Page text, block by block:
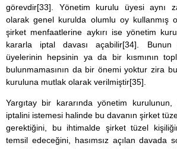
görevdir[33] . Yönetim kurulu üyesi aynı
olarak genel kurulda olumlu oy kullanmış
şirket menfaatlerine aykırı ise yönetim
kararla iptal davası açabilir[34] .
üyelerinin hepsinin ya da bir kısmının
bulunmamasının da bir önemi yoktur zira
kuruluna mutlak olarak verilmiştir[35]
Yargıtay bir kararında yönetim kurulunun,
iptalini istemesi halinde bu davanın şirket
gerektiğini, bu ihtimalde şirket tüzel
temsil edeceğini, hasımsız açılan davada